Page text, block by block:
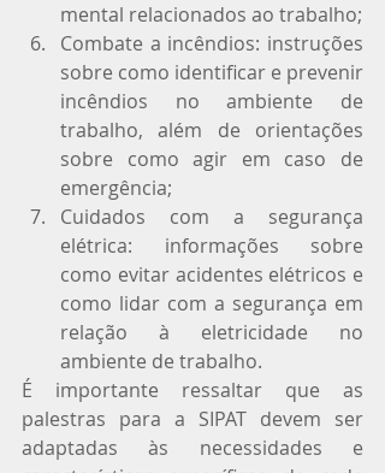
mental relacionados ao trabalho;
Combate a incêndios: instruções
sobre como identificar e prevenir
incêndios no ambiente de
trabalho, além de orientações
sobre como agir em caso de
emergência;
Cuidados com a segurança
elétrica: informações sobre
como evitar acidentes elétricos e
como lidar com a segurança em
relação à eletricidade no
ambiente de trabalho.
É importante ressaltar que as
palestras para a SIPAT devem ser
adaptadas às necessidades e